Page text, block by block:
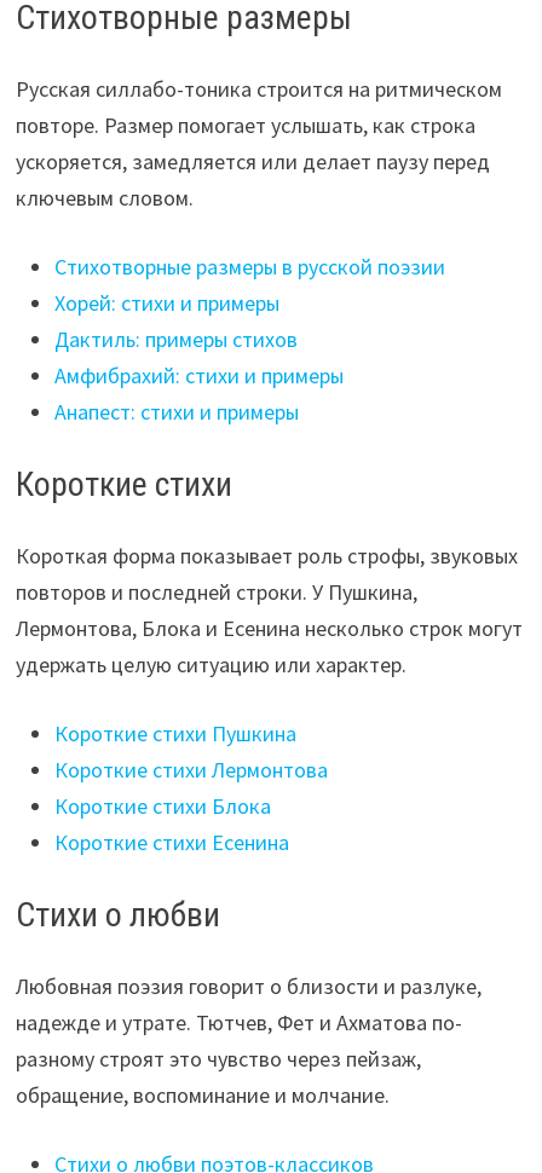
Стихотворные размеры
Русская силлабо-тоника строится на ритмическом
повторе. Размер помогает услышать, как строка
ускоряется, замедляется или делает паузу перед
ключевым словом.
Стихотворные размеры в русской поэзии
Хорей: стихи и примеры
Дактиль: примеры стихов
Амфибрахий: стихи и примеры
Анапест: стихи и примеры
Короткие стихи
Короткая форма показывает роль строфы, звуковых
повторов и последней строки. У Пушкина,
Лермонтова, Блока и Есенина несколько строк могут
удержать целую ситуацию или характер.
Короткие стихи Пушкина
Короткие стихи Лермонтова
Короткие стихи Блока
Короткие стихи Есенина
Стихи о любви
Любовная поэзия говорит о близости и разлуке,
надежде и утрате. Тютчев, Фет и Ахматова по-
разному строят это чувство через пейзаж,
обращение, воспоминание и молчание.
Стихи о любви поэтов-классиков